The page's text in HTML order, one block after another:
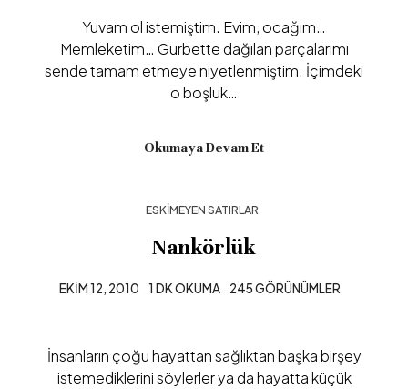
Yuvam ol istemiştim. Evim, ocağım…
Memleketim… Gurbette dağılan parçalarımı
sende tamam etmeye niyetlenmiştim. İçimdeki
o boşluk…
Okumaya Devam Et
ESKIMEYEN SATIRLAR
Nankörlük
EKIM 12, 2010 1 DK OKUMA 245 GÖRÜNÜMLER
İnsanların çoğu hayattan sağlıktan başka birşey
istemediklerini söylerler ya da hayatta küçük